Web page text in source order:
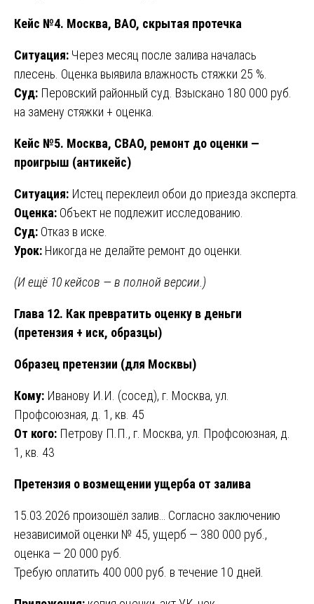
Кейс №4. Москва, ВАО, скрытая протечка
Ситуация: Через месяц после залива началась
плесень. Оценка выявила влажность стяжки 25 %.
Суд: Перовский районный суд. Взыскано 180 000 руб.
на замену стяжки + оценка.
Кейс №5. Москва, СВАО, ремонт до оценки —
проигрыш (антикейс)
Ситуация: Истец переклеил обои до приезда эксперта.
Оценка: Объект не подлежит исследованию.
Суд: Отказ в иске.
Урок: Никогда не делайте ремонт до оценки.
(И ещё 10 кейсов — в полной версии.)
Глава 12. Как превратить оценку в деньги
(претензия + иск, образцы)
Образец претензии (для Москвы)
Кому: Иванову И.И. (сосед), г. Москва, ул.
Профсоюзная, д. 1, кв. 45
От кого: Петрову П.П., г. Москва, ул. Профсоюзная, д.
1, кв. 43
Претензия о возмещении ущерба от залива
15.03.2026 произошёл залив… Согласно заключению
независимой оценки № 45, ущерб — 380 000 руб.,
оценка — 20 000 руб.
Требую оплатить 400 000 руб. в течение 10 дней.